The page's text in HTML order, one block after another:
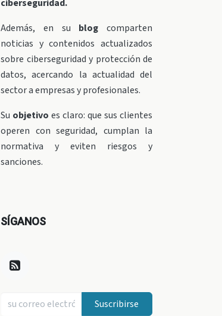
ciberseguridad.
Además, en su blog comparten
noticias y contenidos actualizados
sobre ciberseguridad y protección de
datos, acercando la actualidad del
sector a empresas y profesionales.
Su objetivo es claro: que sus clientes
operen con seguridad, cumplan la
normativa y eviten riesgos y
sanciones.
SÍGANOS
Suscribirse